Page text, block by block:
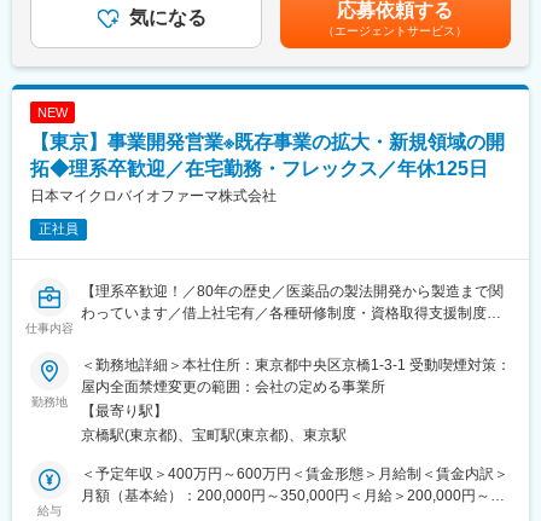
【組織構成】
3つのグループに分かれており、30名程度の組織です。風通しが
良く質問もしやすい環境です。
えます。（日本最大級のGCTP／GMP準拠生産設備）
■Nikonグループとして今後より一層注力していくヘルスケア領域
■再生医療・遺伝子治療向けの細胞受託生産事業で幅広く活躍が可
能です。
■再生医療における国内最大規模のGMP施設を保有しています。
再生医療向け細胞受託生産を行う会社として、親会社のニコンか
ら100％出資によって2015年に設立し、細胞培養世界最大手の
通じて上下する可能性があります。月給(月額)は固定手当を含めた
表記です。
気になる 応募依頼する
（エージェントサービス）
NEW
【東京】事業開発営業※既存事業の拡大・新規領域の開
拓◆理系卒歓迎／在宅勤務・フレックス／年休125日
日本マイクロバイオファーマ株式会社
正社員
仕事内容
【理系卒歓迎！／80年の歴史／医薬品の製法開発から製造まで関
わっています／借上社宅有／各種研修制度・資格取得支援制度有
■当社は微生物を応用したCDMO（医薬品や有用物質のプロセス開
発・製造受託）事業を展開しています。今回は、現行製品の維
持・拡大、バイオ領域製品（タンパク、プラスミド、ウィスルベ
クター等）の立上げにおける事業開発業務を担当いただきます。
◆職務内容
・既存事業の担当者として顧客と現場（工場や研究開発部）の調
勤務地
＜勤務地詳細＞本社住所：東京都中央区京橋1-3-1 受動喫煙対策：
屋内全面禁煙変更の範囲：会社の定める事業所
【最寄り駅】
京橋駅(東京都)、宝町駅(東京都)、東京駅
給与
＜予定年収＞400万円～600万円＜賃金形態＞月給制＜賃金内訳＞
月額（基本給）：200,000円～350,000円＜月給＞200,000円～